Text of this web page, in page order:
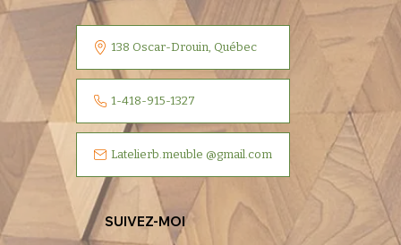
138 Oscar-Drouin, Québec
1-418-915-1327
Latelierb.meuble @gmail.com
SUIVEZ-MOI